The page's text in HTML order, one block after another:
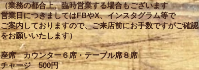
（業務の都合上、臨時営業する場合もございます
営業日につきましてはFBやX、インスタグラム等で
ご案内しておりますので、ご来店前にお手数ですがご確認
をお願いいたします）
座席カウンター６席・テーブル席８席
チャージ500円